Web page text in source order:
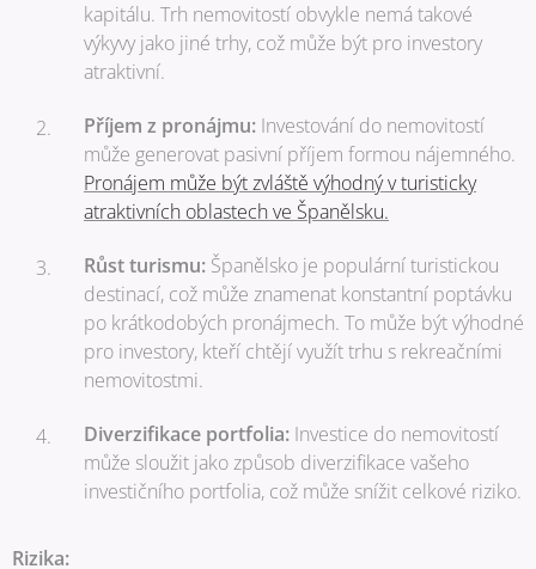
kapitálu. Trh nemovitostí obvykle nemá takové
výkyvy jako jiné trhy, což může být pro investory
atraktivní.
Příjem z pronájmu: Investování do nemovitostí
může generovat pasivní příjem formou nájemného.
Pronájem může být zvláště výhodný v turisticky
atraktivních oblastech ve Španělsku.
Růst turismu: Španělsko je populární turistickou
destinací, což může znamenat konstantní poptávku
po krátkodobých pronájmech. To může být výhodné
pro investory, kteří chtějí využít trhu s rekreačními
nemovitostmi.
Diverzifikace portfolia: Investice do nemovitostí
může sloužit jako způsob diverzifikace vašeho
investičního portfolia, což může snížit celkové riziko.
Rizika: